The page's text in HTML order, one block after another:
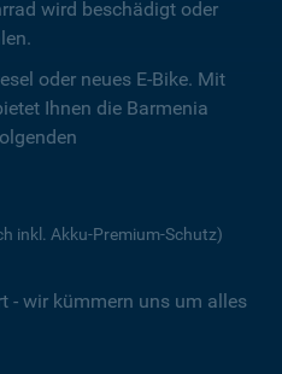
wird beschädigt oder
oder neues E-Bike. Mit
Ihnen die Barmenia
inkl. Akku-Premium-Schutz)
- wir kümmern uns um alles